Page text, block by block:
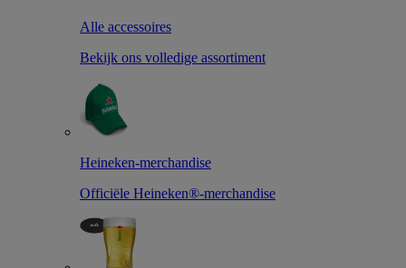
Alle accessoires
Bekijk ons volledige assortiment
Heineken-merchandise
Officiële Heineken®-merchandise